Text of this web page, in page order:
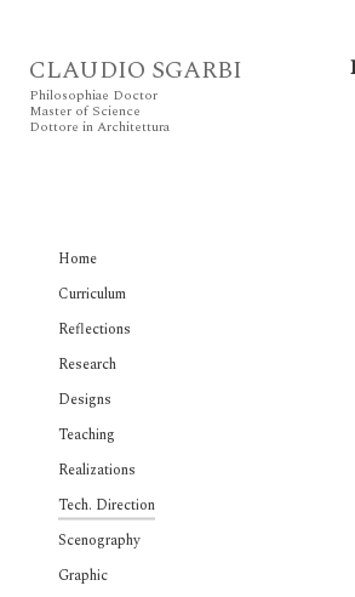
CLAUDIO SGARBI
Philosophiae Doctor
Master of Science
Dottore in Architettura
Home
Curriculum
Reflections
Research
Designs
Teaching
Realizations
Tech. Direction
Scenography
Graphic